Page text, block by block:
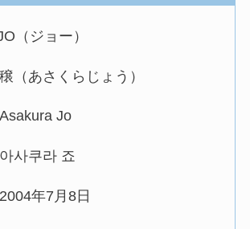
（ジョー）
（あさくらじょう）
Jo
사쿠라 죠
年7月8日